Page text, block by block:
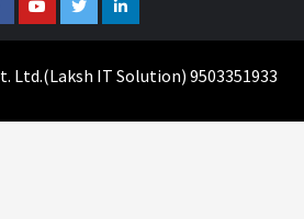
YoutubeTwitterLinkedin
Ltd.(Laksh IT Solution) 9503351933